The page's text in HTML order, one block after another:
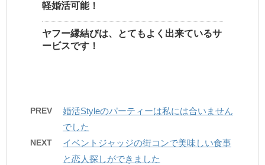
軽婚活可能！
ヤフー縁結びは、とてもよく出来ているサ
ービスです！
PREV
婚活Styleのパーティーは私には合いません
でした
NEXT
イベントジャッジの街コンで美味しい食事
と恋人探しができました